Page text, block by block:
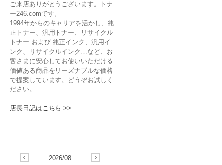
ご来店ありがとうございます。トナ
ー246.comです。
1994年からのキャリアを活かし、純
正トナー、汎用トナー、リサイクル
トナー および 純正インク、汎用イ
ンク、リサイクルインク…など、お
客さまに安心してお使いいただける
価値ある商品をリーズナブルな価格
で提案しています。どうぞお試しく
ださい。
店長日記はこちら >>
2026/08